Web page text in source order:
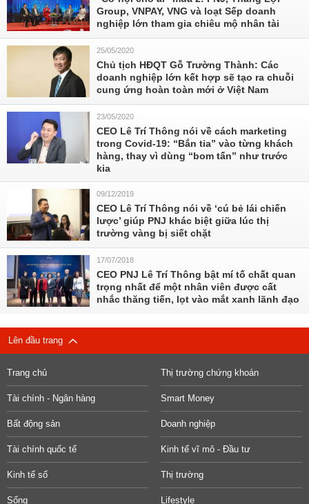
Group, VNPAY, VNG và loạt Sếp doanh
nghiệp lớn tham gia chiêu mộ nhân tài
25/05/2020
Chủ tịch HĐQT Gỗ Trường Thành: Các
doanh nghiệp lớn kết hợp sẽ tạo ra chuỗi
cung ứng hoàn toàn mới ở Việt Nam
23/05/2020
CEO Lê Trí Thông nói về cách marketing
trong Covid-19: “Bắn tỉa” vào từng khách
hàng, thay vì dùng “bom tấn” như trước
kia
09/12/2019
CEO Lê Trí Thông nói về ‘cú bẻ lái chiến
lược’ giúp PNJ khác biệt giữa lúc thị
trường vàng bị siết chặt
17/07/2018
CEO PNJ Lê Trí Thông bật mí tố chất quan
trọng nhất để một nhân viên được cất
nhắc thăng tiến, lọt vào mắt xanh lãnh đạo
Lên đầu trang
Trang chủ Thị trường chứng khoán
Tài chính - Ngân hàng Smart Money
Bất động sản Doanh nghiệp
Tài chính quốc tế Kinh tế vĩ mô - Đầu tư
Kinh tế số Thị trường
Sống Lifestyle